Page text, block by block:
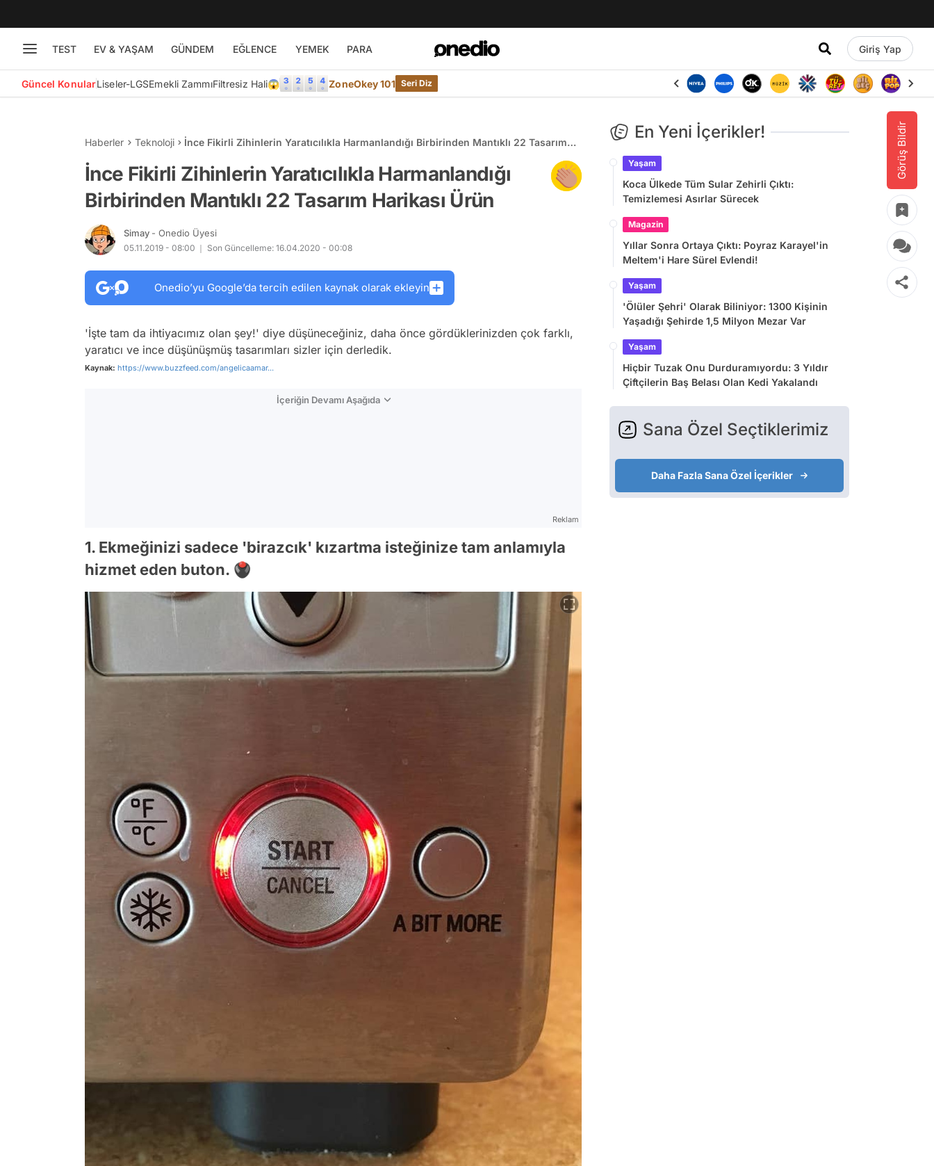
TEST EV & YAŞAM GÜNDEM EĞLENCE YEMEK PARA Giriş Yap
Güncel KonularLiseler-LGSEmekli ZammıFiltresiz Hali😱 ZoneOkey 101 Seri Diz
Görüş Bildir
Haberler Teknoloji
İnce Fikirli Zihinlerin Yaratıcılıkla Harmanlandığı Birbirinden Mantıklı 22 Tasarım
İnce Fikirli Zihinlerin Yaratıcılıkla Harmanlandığı
Birbirinden Mantıklı 22 Tasarım Harikası Ürün
Simay - Onedio Üyesi
05.11.2019 - 08:00 Son Güncelleme: 16.04.2020 - 00:08
Onedio’yu Google’da tercih edilen kaynak olarak ekleyin
'İşte tam da ihtiyacımız olan şey!' diye düşüneceğiniz, daha önce gördüklerinizden çok farklı,
yaratıcı ve ince düşünüşmüş tasarımları sizler için derledik.
Kaynak: https://www.buzzfeed.com/angelicaamar...
İçeriğin Devamı Aşağıda
Reklam
1. Ekmeğinizi sadece 'birazcık' kızartma isteğinize tam anlamıyla
hizmet eden buton. 🖲
En Yeni İçerikler!
Yaşam
Koca Ülkede Tüm Sular Zehirli Çıktı:
Temizlemesi Asırlar Sürecek
Magazin
Yıllar Sonra Ortaya Çıktı: Poyraz Karayel'in
Meltem'i Hare Sürel Evlendi!
Yaşam
'Ölüler Şehri' Olarak Biliniyor: 1300 Kişinin
Yaşadığı Şehirde 1,5 Milyon Mezar Var
Yaşam
Hiçbir Tuzak Onu Durduramıyordu: 3 Yıldır
Çiftçilerin Baş Belası Olan Kedi Yakalandı
Sana Özel Seçtiklerimiz
Daha Fazla Sana Özel İçerikler